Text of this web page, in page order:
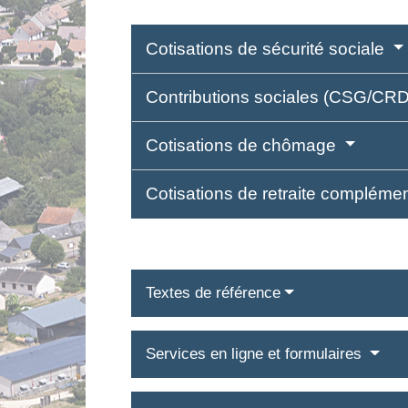
Cotisations de sécurité sociale
Contributions sociales (CSG/
Cotisations de chômage
Cotisations de retraite
Textes de référence
Services en ligne et formulaires